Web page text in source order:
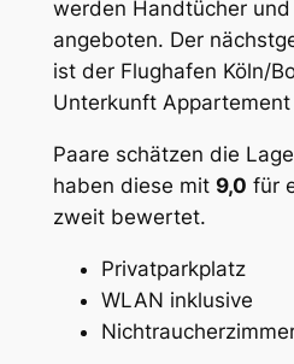
werden Handtücher
angeboten. Der
ist der Flughafen Köln/
Unterkunft
Paare schätzen die
haben diese mit 9,0 für
zweit bewertet.
Privatparkplatz
WLAN inklusive